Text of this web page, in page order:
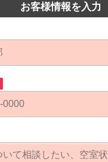
お客様情報を入力